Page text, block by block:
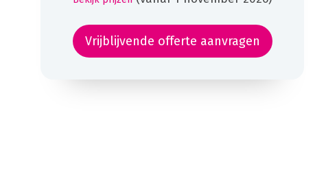
Vrijblijvende offerte aanvragen